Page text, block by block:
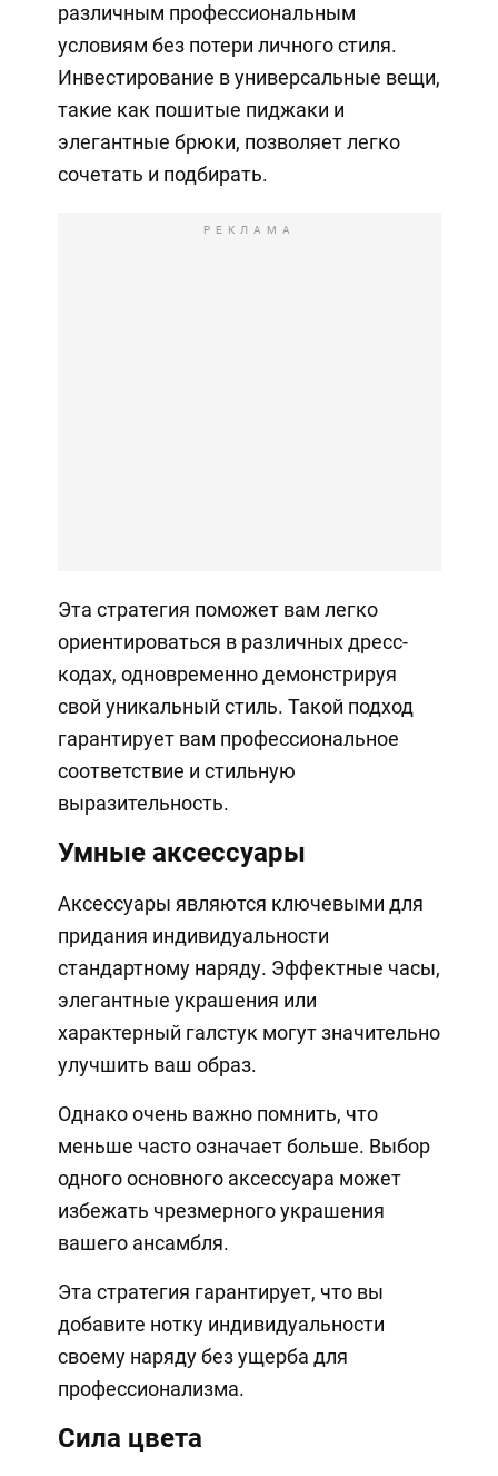
различным профессиональным
условиям без потери личного стиля.
Инвестирование в универсальные вещи,
такие как пошитые пиджаки и
элегантные брюки, позволяет легко
сочетать и подбирать.
РЕКЛАМА
Эта стратегия поможет вам легко
ориентироваться в различных дресс-
кодах, одновременно демонстрируя
свой уникальный стиль. Такой подход
гарантирует вам профессиональное
соответствие и стильную
выразительность.
Умные аксессуары
Аксессуары являются ключевыми для
придания индивидуальности
стандартному наряду. Эффектные часы,
элегантные украшения или
характерный галстук могут значительно
улучшить ваш образ.
Однако очень важно помнить, что
меньше часто означает больше. Выбор
одного основного аксессуара может
избежать чрезмерного украшения
вашего ансамбля.
Эта стратегия гарантирует, что вы
добавите нотку индивидуальности
своему наряду без ущерба для
профессионализма.
Сила цвета